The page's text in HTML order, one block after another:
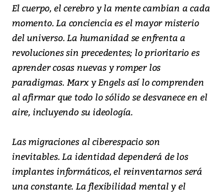
El cuerpo, el cerebro y la mente cambian a cada
momento. La conciencia es el mayor misterio
del universo. La humanidad se enfrenta a
revoluciones sin precedentes; lo prioritario es
aprender cosas nuevas y romper los
paradigmas. Marx y Engels así lo comprenden
al afirmar que todo lo sólido se desvanece en el
aire, incluyendo su ideología.
Las migraciones al ciberespacio son
inevitables. La identidad dependerá de los
implantes informáticos, el reinventarnos será
una constante. La flexibilidad mental y el